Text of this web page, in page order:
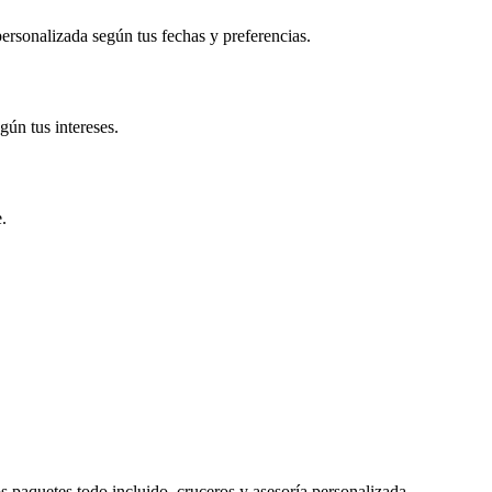
según tus fechas y preferencias.
tus intereses.